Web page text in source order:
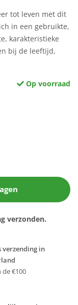
tot leven met dit
in een gebruikte,
karakteristieke
bij de leeftijd,
Op voorraad
verzonden.
verzending in
de €100